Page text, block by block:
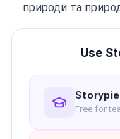
природи та
Use
Free for